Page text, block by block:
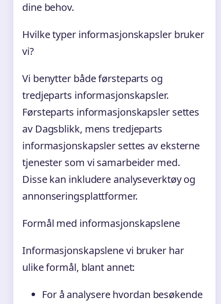
dine behov.
Hvilke typer informasjonskapsler bruker
vi?
Vi benytter både førsteparts og
tredjeparts informasjonskapsler.
Førsteparts informasjonskapsler settes
av Dagsblikk, mens tredjeparts
informasjonskapsler settes av eksterne
tjenester som vi samarbeider med.
Disse kan inkludere analyseverktøy og
annonseringsplattformer.
Formål med informasjonskapslene
Informasjonskapslene vi bruker har
ulike formål, blant annet:
For å analysere hvordan besøkende